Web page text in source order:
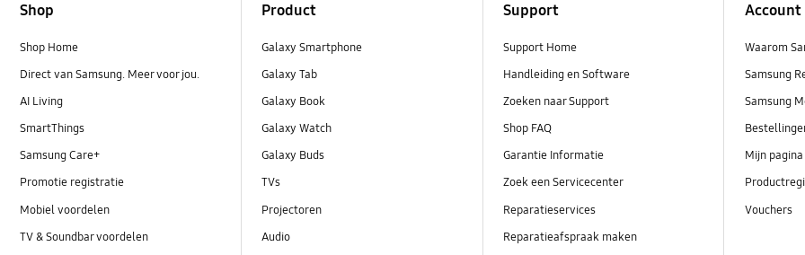
Shop
Shop Home
Direct van Samsung. Meer voor jou.
AI Living
SmartThings
Samsung Care+
Promotie registratie
Mobiel voordelen
TV & Soundbar voordelen
Product
Galaxy Smartphone
Galaxy Tab
Galaxy Book
Galaxy Watch
Galaxy Buds
TVs
Projectoren
Audio
Support
Support Home
Handleiding en Software
Zoeken naar Support
Shop FAQ
Garantie Informatie
Zoek een Servicecenter
Reparatieservices
Reparatieafspraak maken
Account
Waarom
Samsung
Samsung
Mijn pagina
Vouchers